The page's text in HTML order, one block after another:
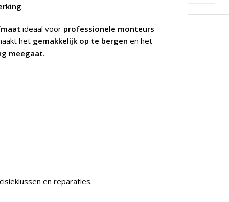
.
ideaal voor professionele monteurs
het gemakkelijk op te bergen en het
meegaat.
en reparaties.